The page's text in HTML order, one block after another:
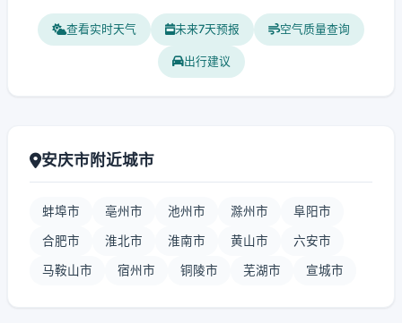
查看实时天气 未来7天预报 空气质量查询
出行建议
安庆市附近城市
蚌埠市 亳州市 池州市 滁州市 阜阳市
合肥市 淮北市 淮南市 黄山市 六安市
马鞍山市 宿州市 铜陵市 芜湖市 宣城市